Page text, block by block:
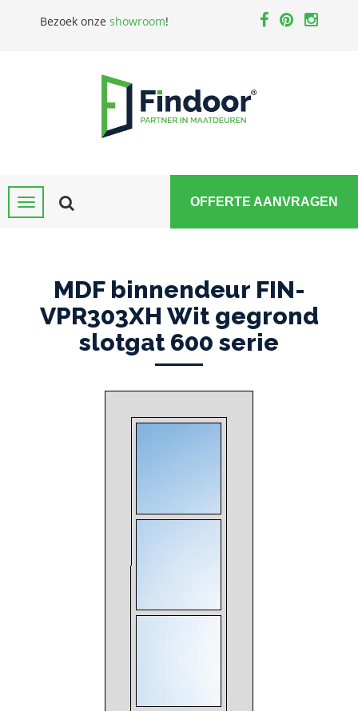
Bezoek onze showroom!
OFFERTE AANVRAGEN
MDF binnendeur FIN-
VPR303XH Wit gegrond
slotgat 600 serie